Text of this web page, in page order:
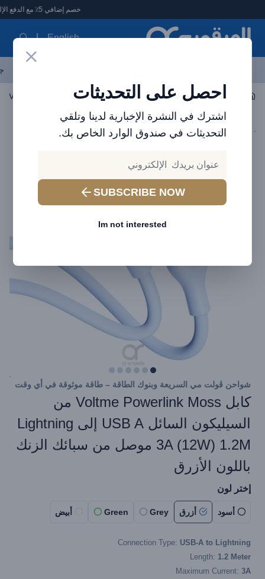
العرقوب - متجر الإلكترونيات في الإمارات
خصم إضافي 5٪ مع الدفع الإلكتروني
English
احصل على التحديثات
اشترك في النشرة الإخبارية لدينا وتلقي
التحديثات في صندوق الوارد الخاص بك.
SUBSCRIBE NOW
Im not interested
اكسسوارات الجوال الكابلات
شواحن ڤولت مي السريعة وبنوك الطاقة – طاقة موثوقة في أي وقت
كابل Voltme Powerlink Moss من
السيليكون السائل USB A إلى Lightning
3A (12W) 1.2M موصل من سبائك الزنك
باللون الأزرق
إختر لون
أسود أزرق Grey
Green أبيض
Connection Type: USB-A to Lightning
Length: 1.2 Meter
Maximum Current: 3A